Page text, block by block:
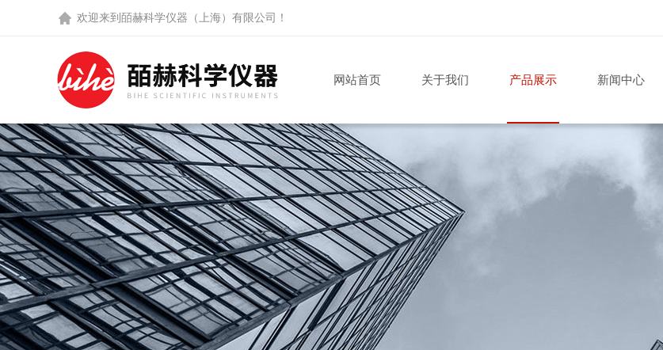
欢迎来到 皕赫科学仪器（上海）有限公司 ！
网站首页 关于我们 产品展示 新闻中心